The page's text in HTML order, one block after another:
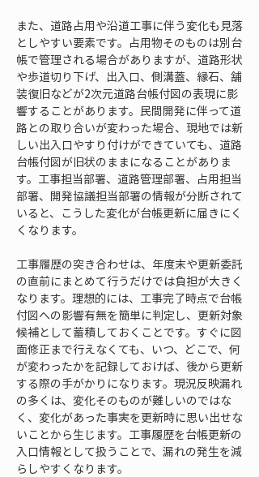
また、道路占用や沿道工事に伴う変化も見落
としやすい要素です。占用物そのものは別台
帳で管理される場合がありますが、道路形状
や歩道切り下げ、出入口、側溝蓋、縁石、舗
装復旧などが2次元道路台帳付図の表現に影
響することがあります。民間開発に伴って道
路との取り合いが変わった場合、現地では新
しい出入口やすり付けができていても、道路
台帳付図が旧状のままになることがありま
す。工事担当部署、道路管理部署、占用担当
部署、開発協議担当部署の情報が分断されて
いると、こうした変化が台帳更新に届きにく
くなります。
工事履歴の突き合わせは、年度末や更新委託
の直前にまとめて行うだけでは負担が大きく
なります。理想的には、工事完了時点で台帳
付図への影響有無を簡単に判定し、更新対象
候補として蓄積しておくことです。すぐに図
面修正まで行えなくても、いつ、どこで、何
が変わったかを記録しておけば、後から更新
する際の手がかりになります。現況反映漏れ
の多くは、変化そのものが難しいのではな
く、変化があった事実を更新時に思い出せな
いことから生じます。工事履歴を台帳更新の
入口情報として扱うことで、漏れの発生を減
らしやすくなります。